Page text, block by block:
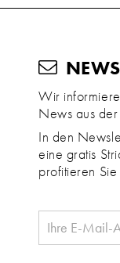
Wir
News aus
In den
eine gratis
profitieren